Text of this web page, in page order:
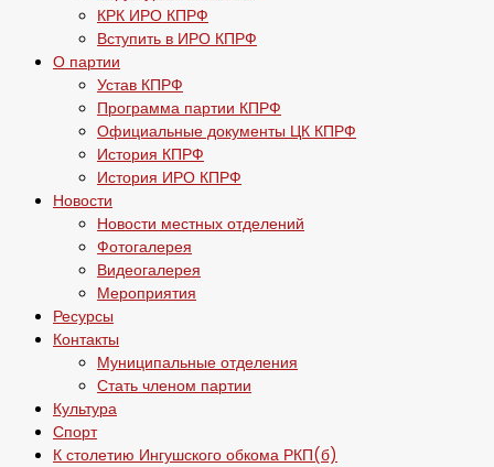
КРК ИРО КПРФ
Вступить в ИРО КПРФ
О партии
Устав КПРФ
Программа партии КПРФ
Официальные документы ЦК КПРФ
История КПРФ
История ИРО КПРФ
Новости
Новости местных отделений
Фотогалерея
Видеогалерея
Мероприятия
Ресурсы
Контакты
Муниципальные отделения
Стать членом партии
Культура
Спорт
К столетию Ингушского обкома РКП(б)